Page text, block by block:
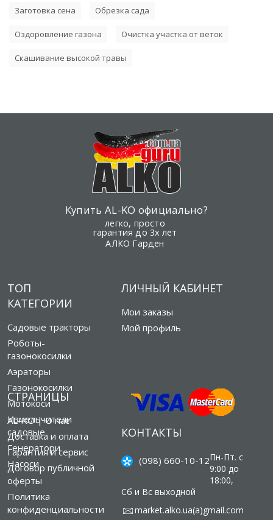
Заготовка сена Обрезка сада
Оздоровление газона Очистка участка от веток
Скашивание высокой травы
Купить AL-KO официально?
легко, просто
гарантия до 3х лет
АЛКО Гарден
ТОП
КАТЕГОРИИ
Садовые тракторы
Роботы-
газонокосилки
Аэраторы
Газонокосилки
Мотокоси
Измельчители
садовые
Генератори
Насоси
СТРАНИЦЫ
AL-KO | О нас
Доставка и оплата
Гарантия и сервис
Договор публичной
оферты
Политика
конфиденциальности
ЛИЧНЫЙ КАБИНЕТ
Мои заказы
Мой профиль
КОНТАКТЫ
(098) 660-10-12Пн-Пт. с
9:00 до
18:00,
Сб и Вс выходной
market.alko.ua(а)gmail.com